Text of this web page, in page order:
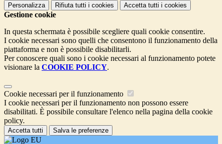
Personalizza Rifiuta tutti i cookies Accetta tutti i cookies
Gestione cookie
In questa schermata è possibile scegliere quali cookie consentire.
I cookie necessari sono quelli che consentono il funzionamento della
piattaforma e non è possibile disabilitarli.
Per conoscere quali sono i cookie necessari al funzionamento potete
visionare la COOKIE POLICY.
Cookie necessari per il funzionamento
I cookie necessari per il funzionamento non possono essere
disabilitati. È possibile consultare l'elenco nella pagina della cookie
policy.
Accetta tutti Salva le preferenze